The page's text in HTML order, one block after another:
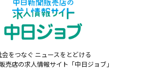
会をつなぐ ニュースをとどける
売店の求人情報サイト「中日ジョブ」